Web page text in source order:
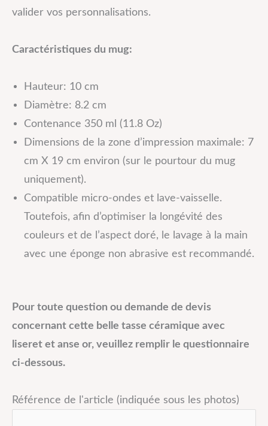
valider vos personnalisations.
Caractéristiques du mug:
Hauteur: 10 cm
Diamètre: 8.2 cm
Contenance 350 ml (11.8 Oz)
Dimensions de la zone d’impression maximale: 7
cm X 19 cm environ (sur le pourtour du mug
uniquement).
Compatible micro-ondes et lave-vaisselle.
Toutefois, afin d’optimiser la longévité des
couleurs et de l’aspect doré, le lavage à la main
avec une éponge non abrasive est recommandé.
Pour toute question ou demande de devis
concernant cette belle tasse céramique avec
liseret et anse or, veuillez remplir le questionnaire
ci-dessous.
Référence de l'article (indiquée sous les photos)